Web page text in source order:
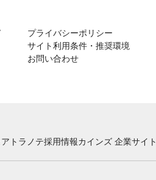
プライバシーポリシー
サイト利用条件・推奨環境
お問い合わせ
トラノテ採用情報カインズ 企業サイト